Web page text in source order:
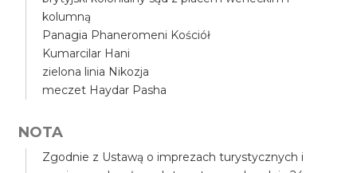
kolumną
Panagia Phaneromeni Kościół
Kumarcilar Hani
zielona linia Nikozja
meczet Haydar Pasha
NOTA
Zgodnie z Ustawą o imprezach turystycznych i